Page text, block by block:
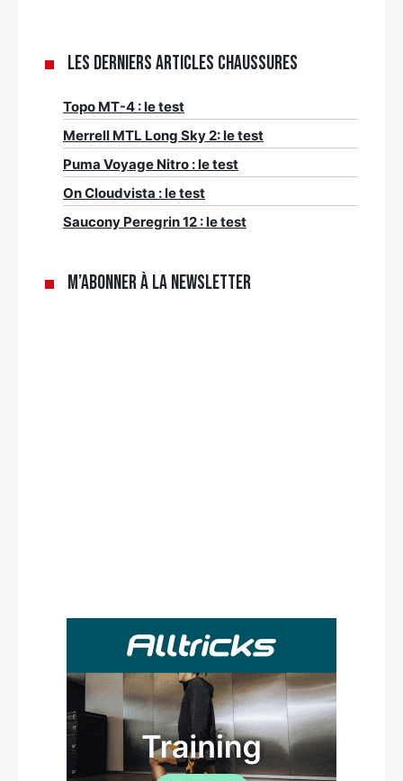
Les derniers articles Chaussures
Topo MT-4 : le test
Merrell MTL Long Sky 2: le test
Puma Voyage Nitro : le test
On Cloudvista : le test
Saucony Peregrin 12 : le test
M’abonner à la newsletter